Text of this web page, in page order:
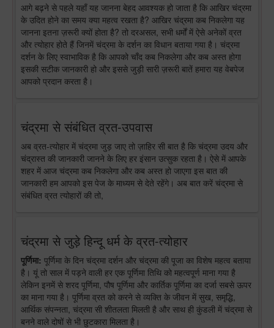
आगे बढ़ने से पहले यहाँ यह जानना बेहद आवश्यक हो जाता है कि आखिर चंद्रमा
के उदित होने का समय क्या महत्व रखता है? आखिर चंद्रमा कब निकलेगा यह
जानना इतना ज़रूरी क्यों होता है? तो दरअसल, सभी धर्मों में ऐसे अनेकों व्रत
और त्योहार होते हैं जिनमें चंद्रमा के दर्शन का विधान बताया गया है। चंद्रमा
दर्शन के लिए स्वाभाविक है कि आपको चाँद कब निकलेगा और कब अस्त होगा
इसकी सटीक जानकारी हो और इससे जुड़ी सारी ज़रूरी बातें हमारा यह वेबपेज
आपको प्रदान करता है।
चंद्रमा से संबंधित व्रत-उपवास
अब व्रत-त्योहार में चंद्रमा जुड़ जाए तो ज़ाहिर सी बात है कि चंद्रमा उदय और
चंद्रास्त की जानकारी जानने के लिए हर इंसान उत्सुक रहता है। ऐसे में आपके
शहर में आज चंद्रमा कब निकलेगा और कब अस्त हो जाएगा इस बात की
जानकारी हम आपको इस पेज के माध्यम से देते रहेंगे। अब बात करें चंद्रमा से
संबंधित व्रत त्योहारों की तो,
चंद्रमा से जुड़े हिन्दू धर्म के व्रत-त्योहार
पूर्णिमा: पूर्णिमा के दिन चंद्रमा दर्शन और चंद्रमा की पूजा का विशेष महत्व बताया
है। यूं तो साल में पड़ने वाली हर एक पूर्णिमा तिथि को महत्वपूर्ण माना गया है
लेकिन इनमें से शरद पूर्णिमा, पौष पूर्णिमा और कार्तिक पूर्णिमा का दर्जा सबसे ऊपर
का माना गया है। पूर्णिमा व्रत को करने से व्यक्ति के जीवन में सुख, समृद्धि,
आर्थिक संपन्नता, चंद्रमा सी शीतलता मिलती है और साथ ही कुंडली में चंद्रमा से
बनने वाले दोषों से भी छुटकारा मिलता है।